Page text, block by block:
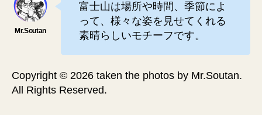
富士山は場所や時間、季節によ
って、様々な姿を見せてくれる
素晴らしいモチーフです。
Copyright © 2026 taken the photos by Mr.Soutan.
All Rights Reserved.